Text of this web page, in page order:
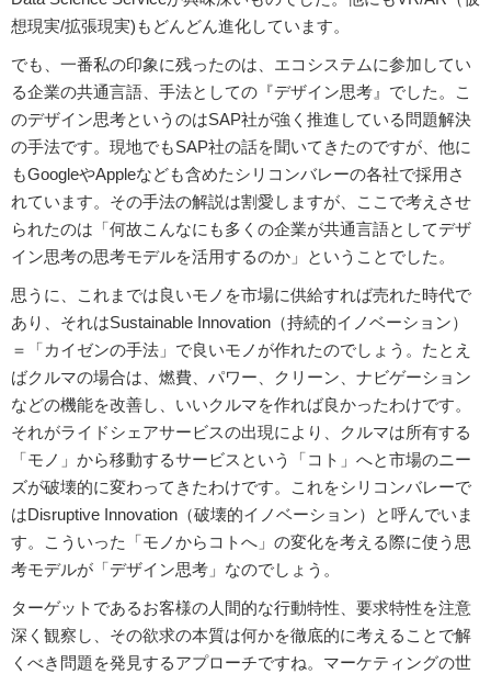
想現実/拡張現実)もどんどん進化しています。
でも、一番私の印象に残ったのは、エコシステムに参加してい
る企業の共通言語、手法としての『デザイン思考』でした。こ
のデザイン思考というのはSAP社が強く推進している問題解決
の手法です。現地でもSAP社の話を聞いてきたのですが、他に
もGoogleやAppleなども含めたシリコンバレーの各社で採用さ
れています。その手法の解説は割愛しますが、ここで考えさせ
られたのは「何故こんなにも多くの企業が共通言語としてデザ
イン思考の思考モデルを活用するのか」ということでした。
思うに、これまでは良いモノを市場に供給すれば売れた時代で
あり、それはSustainable Innovation（持続的イノベーション）
＝「カイゼンの手法」で良いモノが作れたのでしょう。たとえ
ばクルマの場合は、燃費、パワー、クリーン、ナビゲーション
などの機能を改善し、いいクルマを作れば良かったわけです。
それがライドシェアサービスの出現により、クルマは所有する
「モノ」から移動するサービスという「コト」へと市場のニー
ズが破壊的に変わってきたわけです。これをシリコンバレーで
はDisruptive Innovation（破壊的イノベーション）と呼んでいま
す。こういった「モノからコトへ」の変化を考える際に使う思
考モデルが「デザイン思考」なのでしょう。
ターゲットであるお客様の人間的な行動特性、要求特性を注意
深く観察し、その欲求の本質は何かを徹底的に考えることで解
くべき問題を発見するアプローチですね。マーケティングの世